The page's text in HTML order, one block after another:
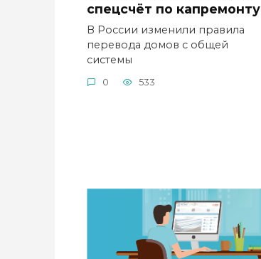
спецсчёт по капремонту
В России изменили правила
перевода домов с общей
системы
0 533